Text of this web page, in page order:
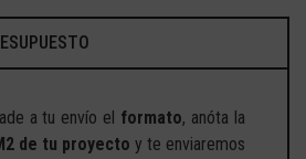
a tu envío el formato, anóta la
de tu proyecto y te enviaremos